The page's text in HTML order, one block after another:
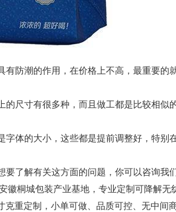
防潮的作用，在价格上不高，最重要的
寸有很多种，而且做工都是比较相似
体的大小，这些都是提前调整好，特别
解有关这方面的问题，你可以咨询我们
徽桐城包装产业基地，专业定制可降解无
重定制，小单可做、品质可控、无中间